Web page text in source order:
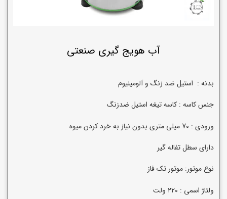
آب هویج گیری صنعتی
بدنه : استیل ضد زنگ و آلومینیوم
جنس کاسه : کاسه تیغه استیل ضدزنگ
ورودی : 70 میلی متری بدون نیاز به خرد کردن میوه
دارای سطل تفاله گیر
نوع موتور: موتور تک فاز
ولتاژ اسمی : ۲۲۰ ولت